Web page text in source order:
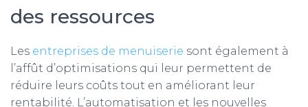
des ressources
Les entreprises de menuiserie sont également à
l’affût d’optimisations qui leur permettent de
réduire leurs coûts tout en améliorant leur
rentabilité. L’automatisation et les nouvelles